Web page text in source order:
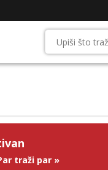
traži par »